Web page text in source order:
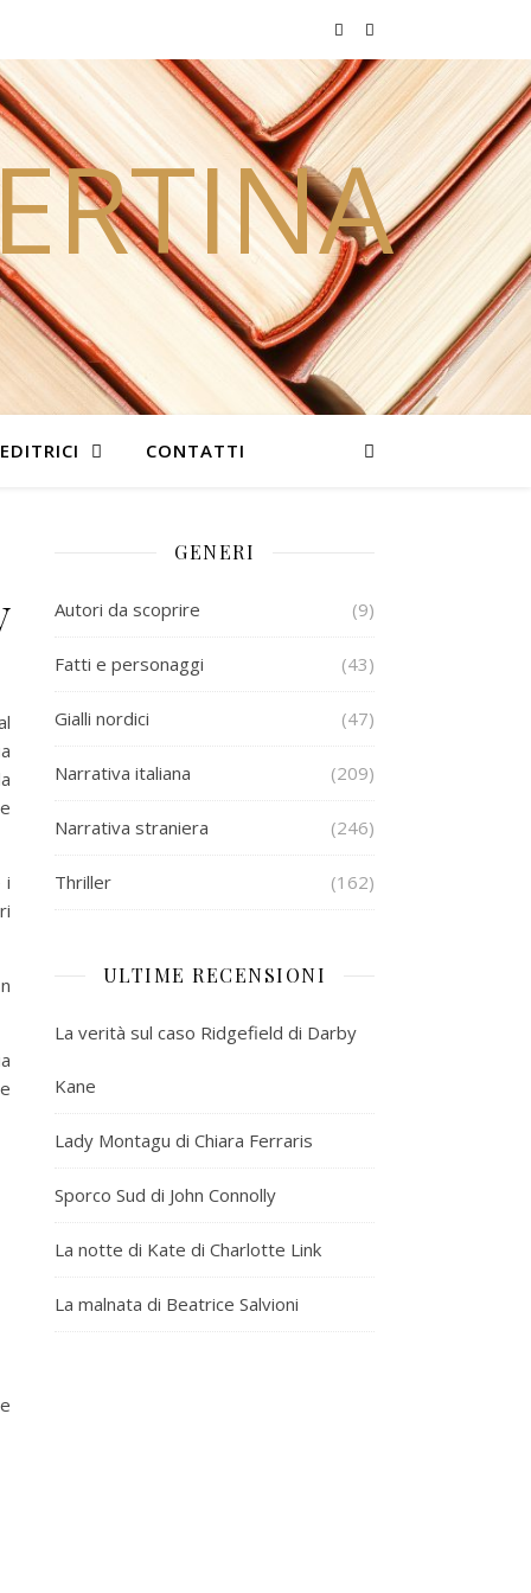
CONTATTI
i
GENERI
Autori da scoprire (9)
Fatti e personaggi (43)
Gialli nordici (47)
Narrativa italiana (209)
Narrativa straniera (246)
Thriller (162)
ULTIME RECENSIONI
La verità sul caso Ridgefield di Darby
Kane
Lady Montagu di Chiara Ferraris
Sporco Sud di John Connolly
La notte di Kate di Charlotte Link
La malnata di Beatrice Salvioni